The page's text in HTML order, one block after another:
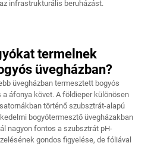
infrastrukturális beruházást.
termelnek
üvegházban?
üvegházban termesztett bogyós
áfonya követ. A földieper különösen
történő szubsztrát-alapú
bogyótermesztő üvegházakban
nagyon fontos a szubsztrát pH-
gondos figyelése, de fóliával